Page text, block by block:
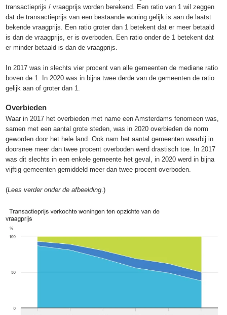
transactieprijs / vraagprijs worden berekend. Een ratio van 1 wil zeggen
dat de transactieprijs van een bestaande woning gelijk is aan de laatst
bekende vraagprijs. Een ratio groter dan 1 betekent dat er meer betaald
is dan de vraagprijs, er is overboden. Een ratio onder de 1 betekent dat
er minder betaald is dan de vraagprijs.
In 2017 was in slechts vier procent van alle gemeenten de mediane ratio
boven de 1. In 2020 was in bijna twee derde van de gemeenten de ratio
gelijk aan of groter dan 1.
Overbieden
Waar in 2017 het overbieden met name een Amsterdams fenomeen was,
samen met een aantal grote steden, was in 2020 overbieden de norm
geworden door het hele land. Ook nam het aantal gemeenten waarbij in
doorsnee meer dan twee procent overboden werd drastisch toe. In 2017
was dit slechts in een enkele gemeente het geval, in 2020 werd in bijna
vijftig gemeenten gemiddeld meer dan twee procent overboden.
(Lees verder onder de afbeelding.)